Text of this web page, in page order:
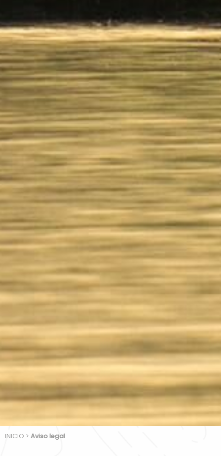
INICIO > Aviso legal